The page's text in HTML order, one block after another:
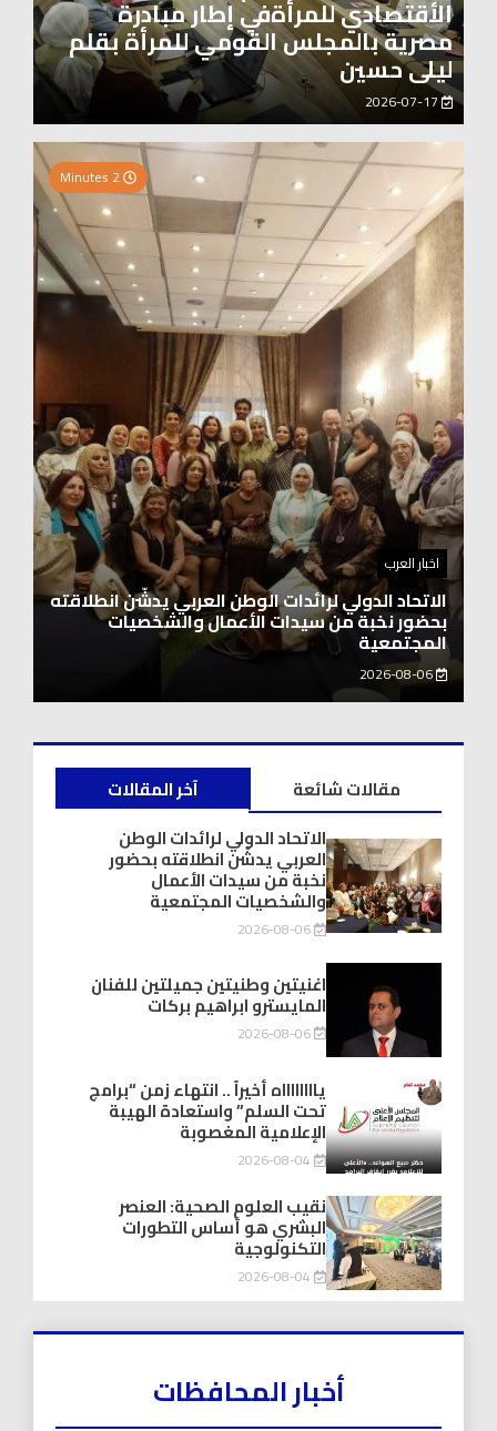
الأقتصادي للمرأةفي إطار مبادرة
مصرية بالمجلس القومي للمرأة بقلم
ليلى حسين
2026-07-17
اخبار العرب
اغنيتين وطنيتين جميلتين للفنان المايسترو ابراهيم
بركات
2026-08-06
آخر المقالات
مقالات شائعة
الاتحاد الدولي لرائدات الوطن
العربي يدشّن انطلاقته بحضور
نخبة من سيدات الأعمال
والشخصيات المجتمعية
2026-08-06
اغنيتين وطنيتين جميلتين للفنان
المايسترو ابراهيم بركات
2026-08-06
يااااااااه أخيراً .. انتهاء زمن “برامج
تحت السلم” واستعادة الهيبة
الإعلامية المغصوبة
2026-08-04
نقيب العلوم الصحية: العنصر
البشري هو أساس التطورات
التكنولوجية
2026-08-04
أخبار المحافظات